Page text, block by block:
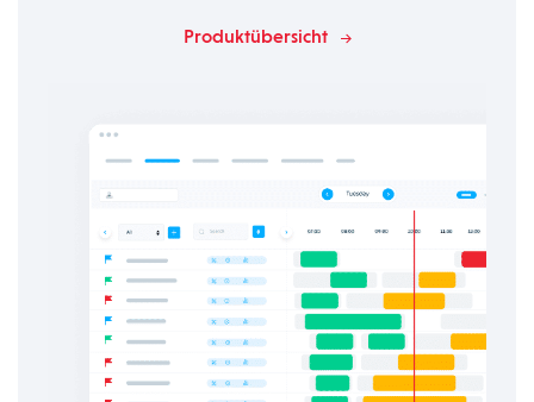
Produktübersicht